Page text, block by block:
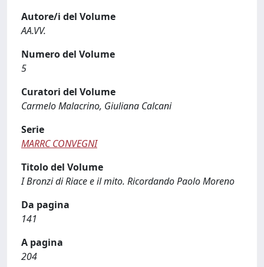
Autore/i del Volume
AA.VV.
Numero del Volume
5
Curatori del Volume
Carmelo Malacrino, Giuliana Calcani
Serie
MARRC CONVEGNI
Titolo del Volume
I Bronzi di Riace e il mito. Ricordando Paolo Moreno
Da pagina
141
A pagina
204